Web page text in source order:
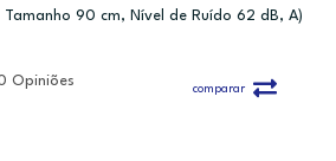
90 cm, Nível de Ruído 62 dB, A)
Opiniões
comparar